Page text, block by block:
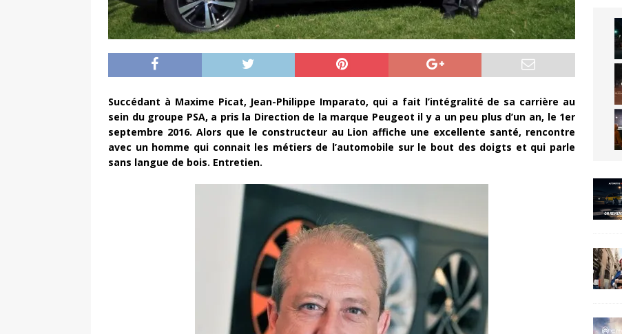
Succédant à Maxime Picat, Jean-Philippe Imparato, qui a fait l’intégralité de sa carrière au
sein du groupe PSA, a pris la Direction de la marque Peugeot il y a un peu plus d’un an, le 1er
septembre 2016. Alors que le constructeur au Lion affiche une excellente santé, rencontre
avec un homme qui connait les métiers de l’automobile sur le bout des doigts et qui parle
sans langue de bois. Entretien.